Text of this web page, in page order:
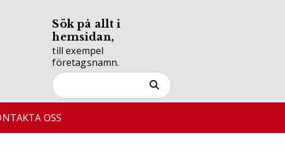
Sök på allt i
hemsidan,
till exempel
företagsnamn.
OSS